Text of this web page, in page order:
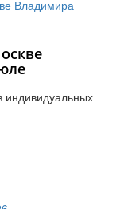
индивидуальных